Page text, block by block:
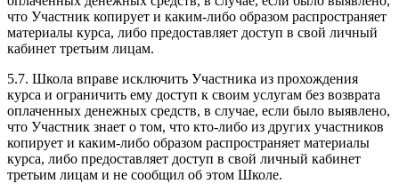
что Участник копирует и каким-либо образом распространяет
материалы курса, либо предоставляет доступ в свой личный
кабинет третьим лицам.
5.7. Школа вправе исключить Участника из прохождения
курса и ограничить ему доступ к своим услугам без возврата
оплаченных денежных средств, в случае, если было выявлено,
что Участник знает о том, что кто-либо из других участников
копирует и каким-либо образом распространяет материалы
курса, либо предоставляет доступ в свой личный кабинет
третьим лицам и не сообщил об этом Школе.